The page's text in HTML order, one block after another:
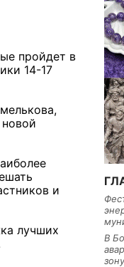
пройдет в
14-17
и
лучших
В